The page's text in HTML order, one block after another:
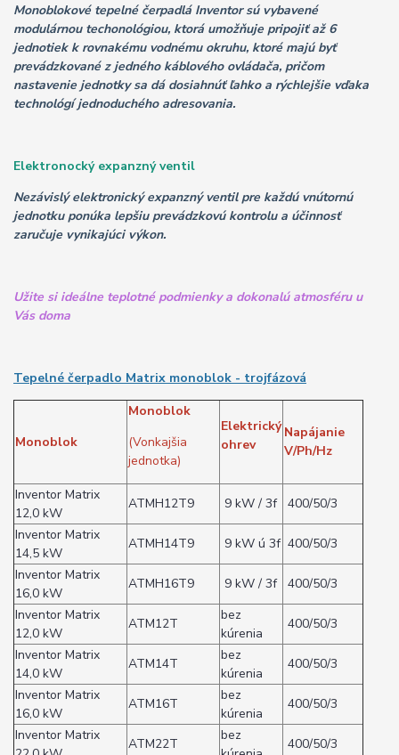
Monoblokové tepelné čerpadlá Inventor sú vybavené
modulárnou techonológiou, ktorá umožňuje pripojiť až 6
jednotiek k rovnakému vodnému okruhu, ktoré majú byť
prevádzkované z jedného káblového ovládača, pričom
nastavenie jednotky sa dá dosiahnúť ľahko a rýchlejšie vďaka
technológí jednoduchého adresovania.
Elektronocký expanzný ventil
Nezávislý elektronický expanzný ventil pre každú vnútornú
jednotku ponúka lepšiu prevádzkovú kontrolu a účinnosť
zaručuje vynikajúci výkon.
Užite si ideálne teplotné podmienky a dokonalú atmosféru u
Vás doma
Tepelné čerpadlo Matrix monoblok - trojfázová
Monoblok
Monoblok
(Vonkajšia
jednotka)
Elektrický
ohrev
Napájanie
V/Ph/Hz
Inventor Matrix
12,0 kW
ATMH12T9 9 kW / 3f
400/50/3
Inventor Matrix
14,5 kW
ATMH14T9 9 kW ú 3f 400/50/3
Inventor Matrix
16,0 kW
ATMH16T9 9 kW / 3f
400/50/3
Inventor Matrix
12,0 kW
ATM12T
bez
kúrenia
400/50/3
Inventor Matrix
14,0 kW
ATM14T
bez
kúrenia
400/50/3
Inventor Matrix
16,0 kW
ATM16T
bez
kúrenia
400/50/3
Inventor Matrix
ATM22T
bez
400/50/3